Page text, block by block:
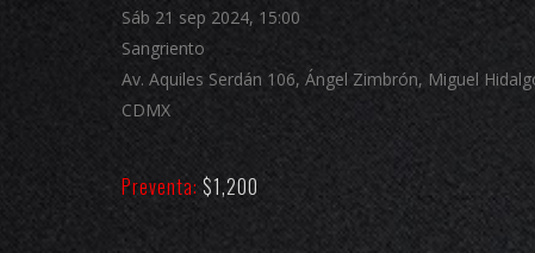
Sáb 21 sep 2024, 15:00
Sangriento
Av. Aquiles Serdán 106, Ángel Zimbrón, Miguel
CDMX
Preventa: $1,200